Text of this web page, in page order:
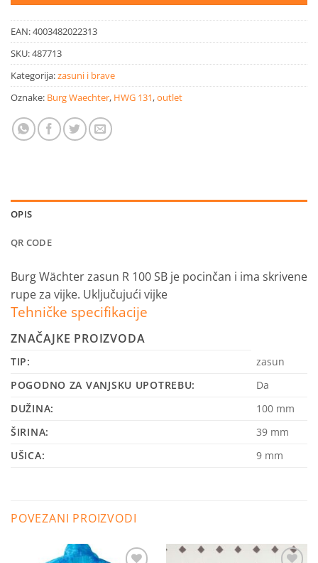
EAN:4003482022313
SKU:487713
Kategorija:zasuni i brave
Oznake: Burg Waechter, HWG 131,outlet
OPIS
QR CODE
Burg Wächter zasun R 100 SB je pocinčan i ima skrivene
rupe za vijke. Uključujući vijke
Tehničke specifikacije
ZNAČAJKE PROIZVODA
TIP:
zasun
POGODNO ZA VANJSKU UPOTREBU:
Da
DUŽINA:
100 mm
ŠIRINA:
39 mm
UŠICA:
9 mm
POVEZANI PROIZVODI